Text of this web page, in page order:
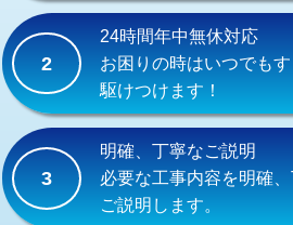
交換・取付(排水栓・排水トラップ
（P/S/ポップアップ））
交換・取付（その他部品）
持込商品取付（単水栓）
持込商品取付（混合水栓）
2
24時間年中無休対応
お困りの時はいつでもす
駆けつけます！
3
明確、丁寧なご説明
必要な工事内容を明確
ご説明します。